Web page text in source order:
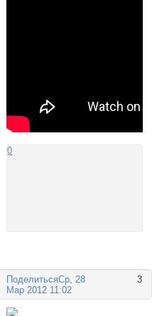
0
Поделиться 3
Ср, 28
Мар 2012 11:02